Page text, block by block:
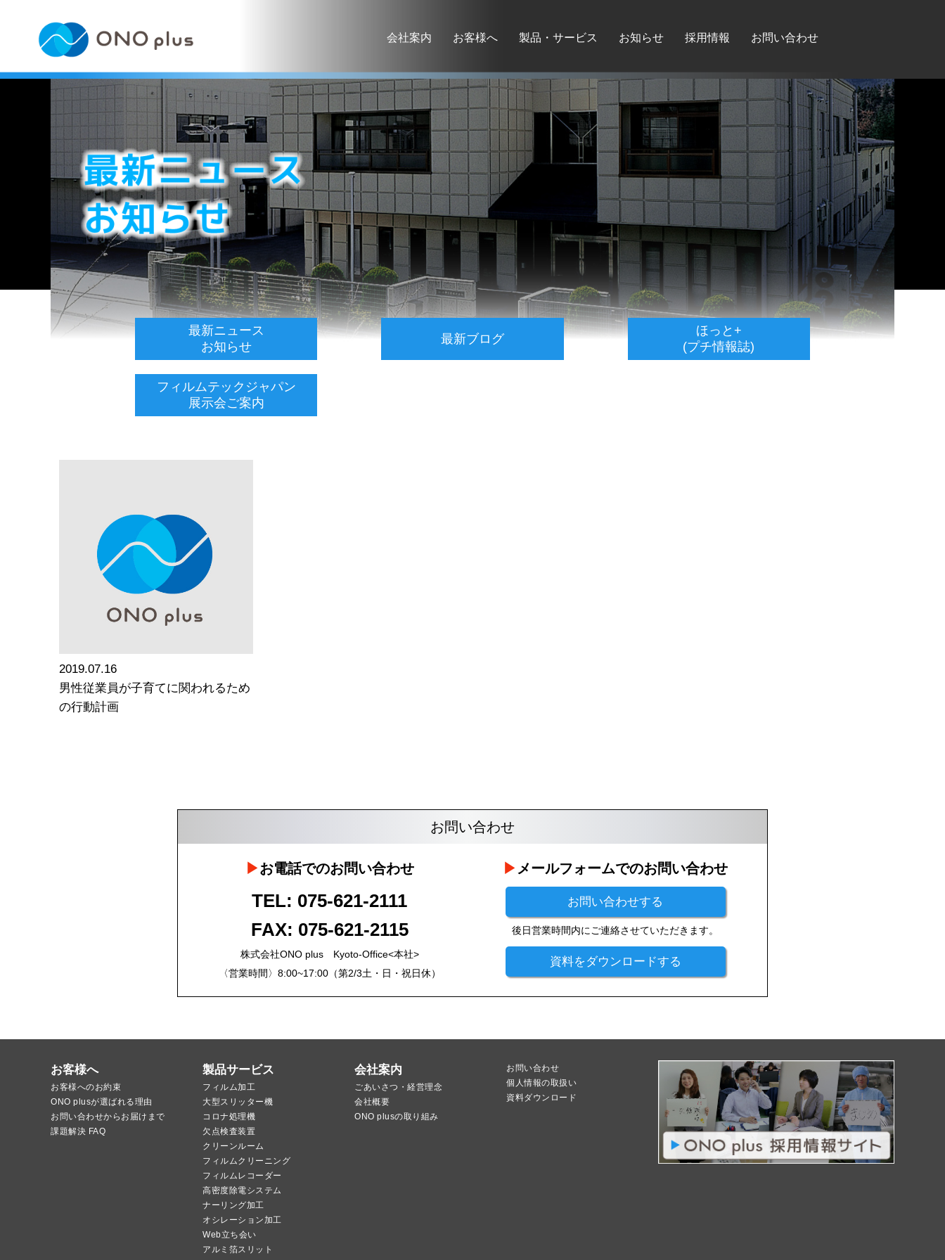
会社案内 お客様へ 製品・サービス お知らせ 採用情報 お問い合わせ
最新ニュース
お知らせ
最新ブログ
ほっと+
(プチ情報誌)
フィルムテックジャパン
展示会ご案内
2019.07.16
男性従業員が子育てに関われるため
の行動計画
お問い合わせ
お電話でのお問い合わせ
TEL: 075-621-2111
FAX: 075-621-2115
株式会社ONO plus Kyoto-Office<本社>
〈営業時間〉8:00~17:00（第2/3土・日・祝日休）
メールフォームでのお問い合わせ
お問い合わせする
後日営業時間内にご連絡させていただきます。
資料をダウンロードする
お客様へ
お客様へのお約束
ONO plusが選ばれる理由
お問い合わせからお届けまで
課題解決 FAQ
製品サービス
フィルム加工
大型スリッター機
コロナ処理機
欠点検査装置
クリーンルーム
フィルムクリーニング
フィルムレコーダー
高密度除電システム
ナーリング加工
オシレーション加工
Web立ち会い
アルミ箔スリット
会社案内
ごあいさつ・経営理念
会社概要
ONO plusの取り組み
お問い合わせ
個人情報の取扱い
資料ダウンロード